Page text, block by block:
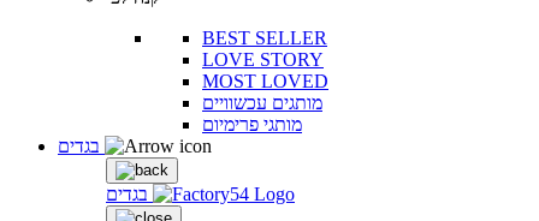
BEST SELLER
LOVE STORY
MOST LOVED
מותגים עכשוויים
מותגי פרימיום
בגדים